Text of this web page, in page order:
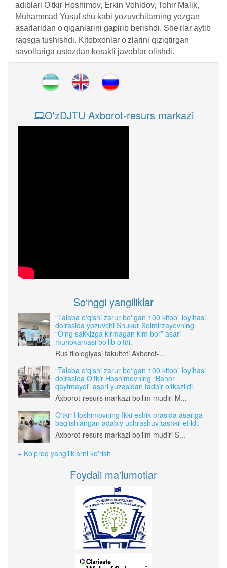
adiblari O'tkir Hoshimov, Erkin Vohidov, Tohir Malik,
Muhammad Yusuf shu kabi yozuvchilarning yozgan
asarlaridan o'qiganlarini gapirib berishdi. She'rlar aytib
raqsga tushishdi. Kitobxonlar o'zlarini qiziqtirgan
savollariga ustozdan kerakli javoblar olishdi.
O'zDJTU Axborot-resurs markazi
So‘nggi yangiliklar
“Talaba o‘qishi zarur bo‘lgan 100 kitob” loyihasi
doirasida yozuvchi Shukur Xolmirzayevning
“O‘ng sakkizga kirmagan kim bor” asari
muhokamasi bo‘lib o‘tdi.
Rus filologiyasi fakulteti Axborot-...
“Talaba o‘qishi zarur bo‘lgan 100 kitob” loyihasi
doirasida O‘tkir Hoshimovning “Bahor
qaytmaydi” asari yuzasidan tadbir o‘tkazildi.
Axborot-resurs markazi bo‘lim mudiri M...
O‘tkir Hoshimovning Ikki eshik orasida asariga
bag‘ishlangan adabiy uchrashuv tashkil etildi.
Axborot-resurs markazi bo‘lim mudiri S...
+ Ko'proq yangiliklarni ko'rish
Foydali ma'lumotlar